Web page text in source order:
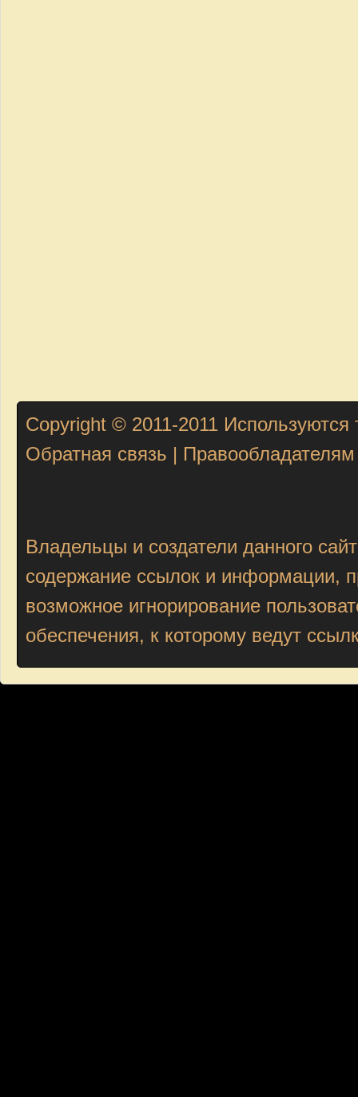
Copyright © 2011-2011 Используются
Обратная связь
Правообладателям
Владельцы и создатели данного
содержание ссылок и информации,
возможное игнорирование
обеспечения, к которому ведут